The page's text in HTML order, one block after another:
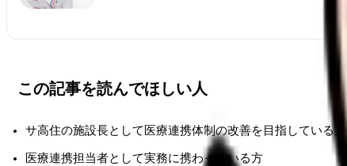
この記事を読んでほしい人
サ高住の施設長として医療連携体制の改善を目指している方
医療連携担当者として実務に携わっている方